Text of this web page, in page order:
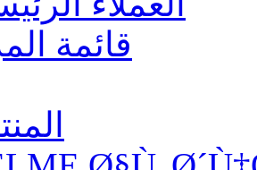
قائمة